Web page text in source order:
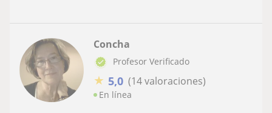
Concha
Profesor Verificado
★ 5,0 (14 valoraciones)
En línea